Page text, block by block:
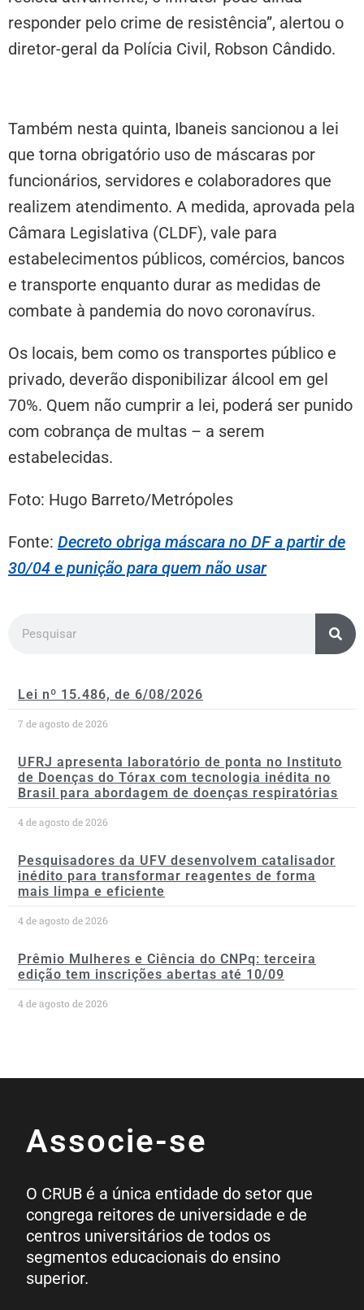
responder pelo crime de resistência”, alertou o
diretor-geral da Polícia Civil, Robson Cândido.
Também nesta quinta, Ibaneis sancionou a lei
que torna obrigatório uso de máscaras por
funcionários, servidores e colaboradores que
realizem atendimento. A medida, aprovada pela
Câmara Legislativa (CLDF), vale para
estabelecimentos públicos, comércios, bancos
e transporte enquanto durar as medidas de
combate à pandemia do novo coronavírus.
Os locais, bem como os transportes público e
privado, deverão disponibilizar álcool em gel
70%. Quem não cumprir a lei, poderá ser punido
com cobrança de multas – a serem
estabelecidas.
Foto: Hugo Barreto/Metrópoles
Fonte: Decreto obriga máscara no DF a partir de
30/04 e punição para quem não usar
Lei nº 15.486, de 6/08/2026
7 de agosto de 2026
UFRJ apresenta laboratório de ponta no Instituto
de Doenças do Tórax com tecnologia inédita no
Brasil para abordagem de doenças respiratórias
4 de agosto de 2026
Pesquisadores da UFV desenvolvem catalisador
inédito para transformar reagentes de forma
mais limpa e eficiente
4 de agosto de 2026
Prêmio Mulheres e Ciência do CNPq: terceira
edição tem inscrições abertas até 10/09
4 de agosto de 2026
Associe-se
O CRUB é a única entidade do setor que
congrega reitores de universidade e de
centros universitários de todos os
segmentos educacionais do ensino
superior.